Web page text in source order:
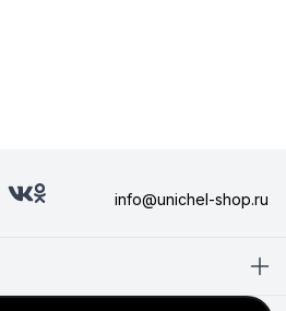
info@unichel-shop.ru